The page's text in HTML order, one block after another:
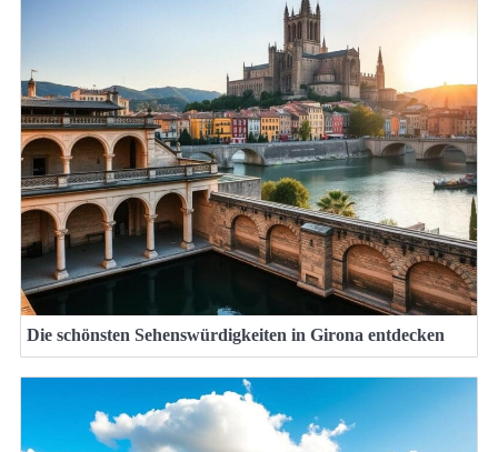
Die schönsten Sehenswürdigkeiten in Girona entdecken